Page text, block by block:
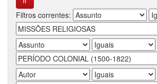
Filtros correntes: